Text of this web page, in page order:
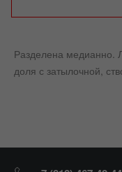
Разделена медианно.
доля с затылочной,